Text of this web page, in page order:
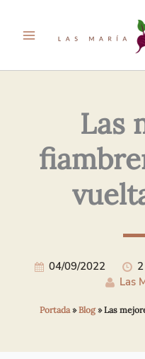
Las
04/09/2022
Las
Portada»Blog»Las
Electrónico*